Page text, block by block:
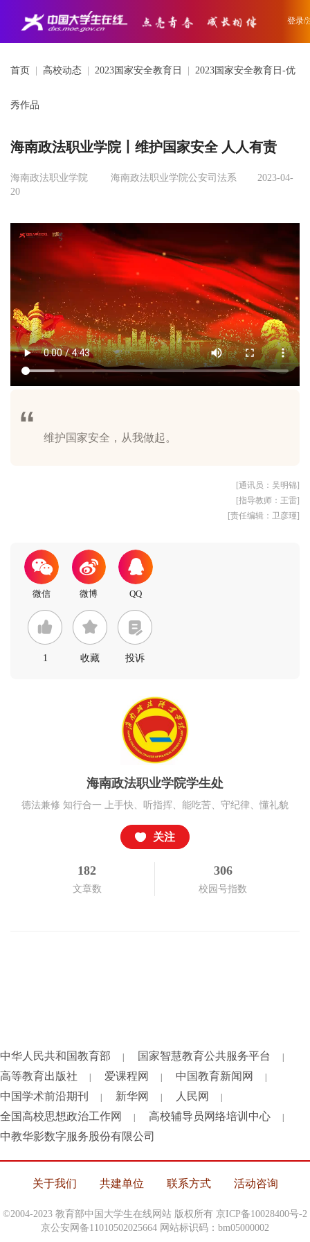
登录/
首页 高校动态 2023国家安全教育日 2023国家安全教育日-优
秀作品
海南政法职业学院丨维护国家安全 人人有责
海南政法职业学院 海南政法职业学院公安司法系
2023-04-
20
[通讯员：吴明锦]
[指导教师：王雷]
[责任编辑：卫彦瑾]
1 收藏 投诉
海南政法职业学院学生处
德法兼修 知行合一 上手快、听指挥、能吃苦、守纪律、懂礼貌
关注
182
文章数
306
校园号指数
中华人民共和国教育部 国家智慧教育公共服务平台
高等教育出版社 爱课程网 中国教育新闻网
中国学术前沿期刊 新华网 人民网
全国高校思想政治工作网 高校辅导员网络培训中心
中教华影数字服务股份有限公司
关于我们 共建单位 联系方式 活动咨询
©2004-2023 教育部中国大学生在线网站 版权所有 京ICP备10028400号-2
京公安网备11010502025664 网站标识码：bm05000002